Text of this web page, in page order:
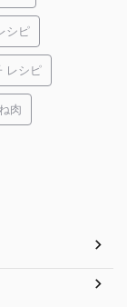
シピ
レシピ
肉